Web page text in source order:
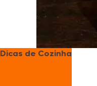
Dicas de Cozinha